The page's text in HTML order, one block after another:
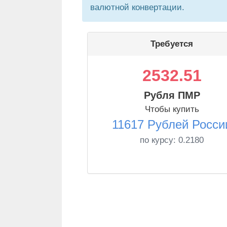
валютной конвертации.
Требуется
2532.51
Рубля ПМР
Чтобы купить
11617 Рублей
по курсу: 0.2180